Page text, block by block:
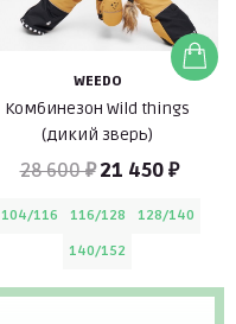
WEEDO
Комбинезон Wild things
(дикий зверь)
28 600 ₽ 21 450 ₽
104/116 116/128
128/140
140/152